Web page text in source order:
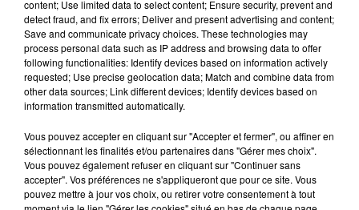
MYLES SMITH
Drive Safe
INDOCHINE
No Name
NAIKA
One Track Mind
Cet élément est masqué compte-tenu du refus du
dépôt de cookies que vous avez exprimé. Si vous
content; Use limited data to select content; Ensure security, prevent and
detect fraud, and fix errors; Deliver and present advertising and content;
Save and communicate privacy choices. These technologies may
process personal data such as IP address and browsing data to offer
following functionalities: Identify devices based on information actively
requested; Use precise geolocation data; Match and combine data from
other data sources; Link different devices; Identify devices based on
information transmitted automatically.
Vous pouvez accepter en cliquant sur "Accepter et fermer", ou affiner en
sélectionnant les finalités et/ou partenaires dans "Gérer mes choix".
Vous pouvez également refuser en cliquant sur "Continuer sans
accepter". Vos préférences ne s'appliqueront que pour ce site. Vous
pouvez mettre à jour vos choix, ou retirer votre consentement à tout